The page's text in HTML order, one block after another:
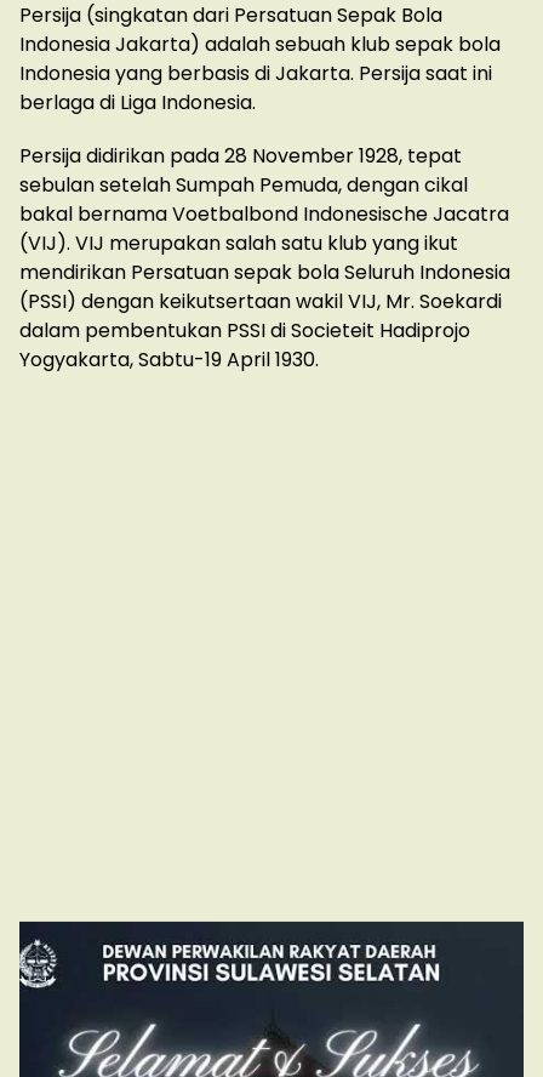
Persija (singkatan dari Persatuan Sepak Bola
Indonesia Jakarta) adalah sebuah klub sepak bola
Indonesia yang berbasis di Jakarta. Persija saat ini
berlaga di Liga Indonesia.
Persija didirikan pada 28 November 1928, tepat
sebulan setelah Sumpah Pemuda, dengan cikal
bakal bernama Voetbalbond Indonesische Jacatra
(VIJ). VIJ merupakan salah satu klub yang ikut
mendirikan Persatuan sepak bola Seluruh Indonesia
(PSSI) dengan keikutsertaan wakil VIJ, Mr. Soekardi
dalam pembentukan PSSI di Societeit Hadiprojo
Yogyakarta, Sabtu-19 April 1930.